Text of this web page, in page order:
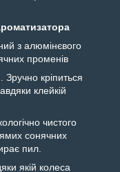
з алюмінєвого
променів
кріпиться
клейкій
чистого
сонячних
пил.
якій колеса